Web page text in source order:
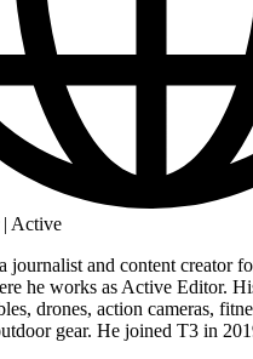
| Active
journalist and content creator
he works as Active Editor.
drones, action cameras,
gear. He joined T3 in